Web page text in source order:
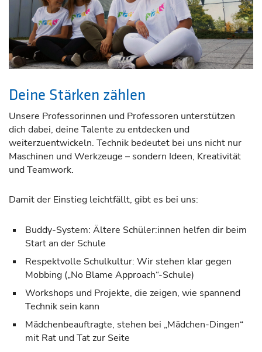
Deine Stärken zählen
Unsere Professorinnen und Professoren unterstützen
dich dabei, deine Talente zu entdecken und
weiterzuentwickeln. Technik bedeutet bei uns nicht nur
Maschinen und Werkzeuge – sondern Ideen, Kreativität
und Teamwork.
Damit der Einstieg leichtfällt, gibt es bei uns:
Buddy-System: Ältere Schüler:innen helfen dir beim
Start an der Schule
Respektvolle Schulkultur: Wir stehen klar gegen
Mobbing („No Blame Approach“-Schule)
Workshops und Projekte, die zeigen, wie spannend
Technik sein kann
Mädchenbeauftragte, stehen bei „Mädchen-Dingen“
mit Rat und Tat zur Seite